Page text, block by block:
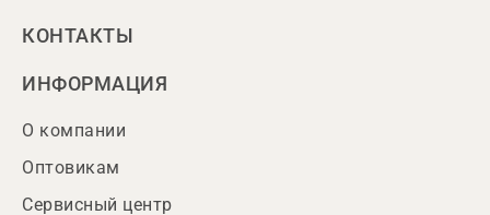
КОНТАКТЫ
ИНФОРМАЦИЯ
О компании
Оптовикам
Сервисный центр